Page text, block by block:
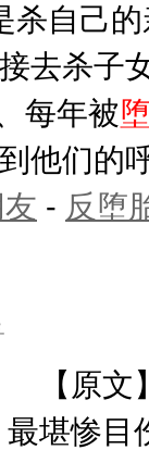
杀自己
去杀子
年被
他们的
- 反堕
原文
惨目